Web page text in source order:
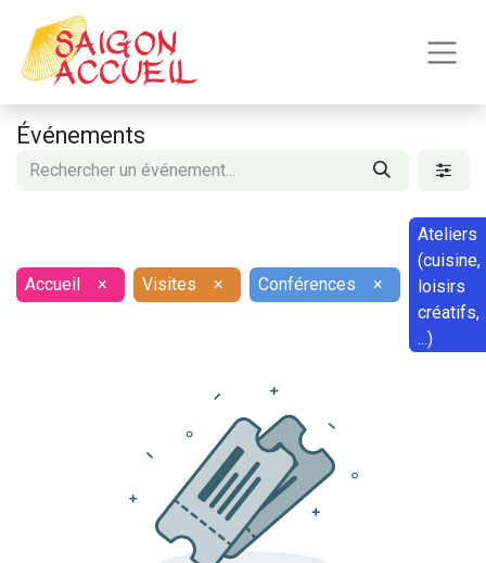
Événements
Accueil × Visites × Conférences ×
Ateliers
(cuisine,
loisirs
créatifs,
...)